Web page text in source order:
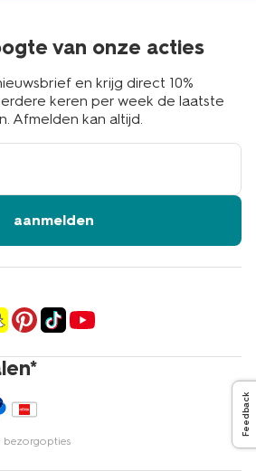
bezorgopties
van onze acties
en krijg direct 10%
keren per week de laatste
Afmelden kan altijd.
aanmelden
Feedback